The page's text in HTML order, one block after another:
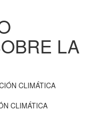
LA
CLIMÁTICA